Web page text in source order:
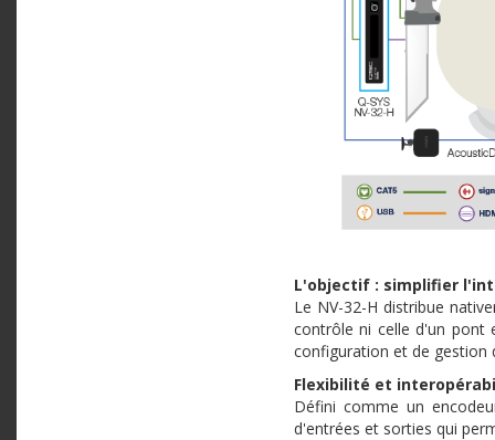
L'objectif : simplifier
Le NV-32-H distribue
contrôle ni celle d'un pont
configuration et de gestion
Flexibilité et
Défini comme un
d'entrées et sorties qui